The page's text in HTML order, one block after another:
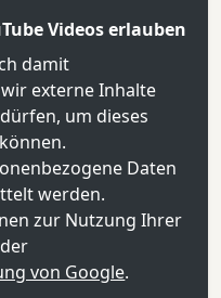
Videos erlauben
damit
externe Inhalte
um dieses
Daten
werden.
zur Nutzung Ihrer
von Google.